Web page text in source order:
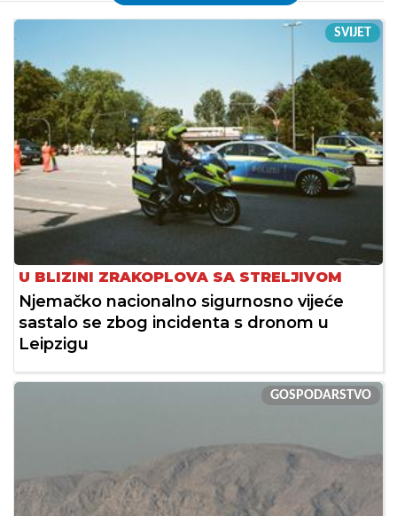
SVIJET
U BLIZINI ZRAKOPLOVA SA STRELJIVOM
Njemačko nacionalno sigurnosno vijeće
sastalo se zbog incidenta s dronom u
Leipzigu
GOSPODARSTVO